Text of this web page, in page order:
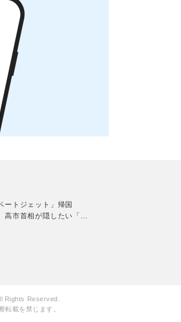
トジェット」帰国
市首相が隠したい「...
Rights Reserved.
転載を禁じます。